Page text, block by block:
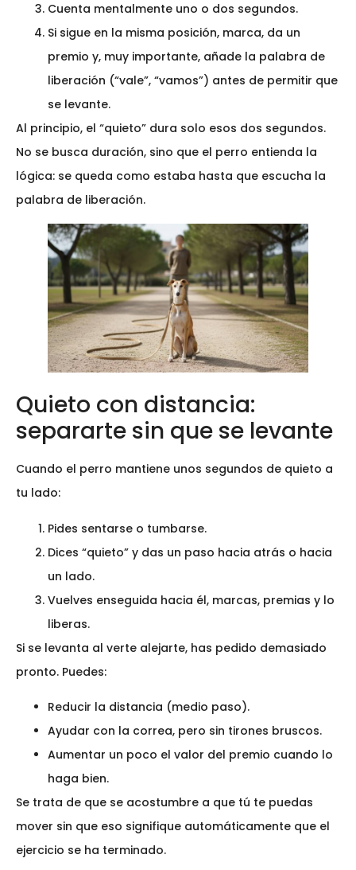
Cuenta mentalmente uno o dos segundos.
Si sigue en la misma posición, marca, da un
premio y, muy importante, añade la palabra de
liberación (“vale”, “vamos”) antes de permitir que
se levante.
Al principio, el “quieto” dura solo esos dos segundos.
No se busca duración, sino que el perro entienda la
lógica: se queda como estaba hasta que escucha la
palabra de liberación.
Quieto con distancia:
separarte sin que se levante
Cuando el perro mantiene unos segundos de quieto a
tu lado:
Pides sentarse o tumbarse.
Dices “quieto” y das un paso hacia atrás o hacia
un lado.
Vuelves enseguida hacia él, marcas, premias y lo
liberas.
Si se levanta al verte alejarte, has pedido demasiado
pronto. Puedes:
Reducir la distancia (medio paso).
Ayudar con la correa, pero sin tirones bruscos.
Aumentar un poco el valor del premio cuando lo
haga bien.
Se trata de que se acostumbre a que tú te puedas
mover sin que eso signifique automáticamente que el
ejercicio se ha terminado.